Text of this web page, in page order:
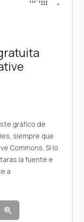
gráfico de
siempre que
Commons. Si lo
la fuente e
a
zoom_in